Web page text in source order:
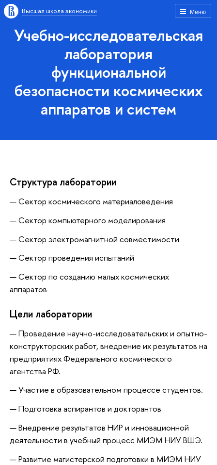
Меню
Высшая школа экономики
Учебно-исследовательская
лаборатория
функциональной
безопасности космических
аппаратов и систем
Структура лаборатории
Сектор космического материаловедения
Сектор компьютерного моделирования
Сектор электромагнитной совместимости
Сектор проведения испытаний
Сектор по созданию малых космических
аппаратов
Цели лаборатории
Проведение научно-исследовательских и опытно-
конструкторских работ, внедрение их результатов на
предприятиях Федерального космического
агентства РФ.
Участие в образовательном процессе студентов.
Подготовка аспирантов и докторантов
Внедрение результатов НИР и инновационной
деятельности в учебный процесс МИЭМ НИУ ВШЭ.
Развитие магистерской подготовки в МИЭМ НИУ